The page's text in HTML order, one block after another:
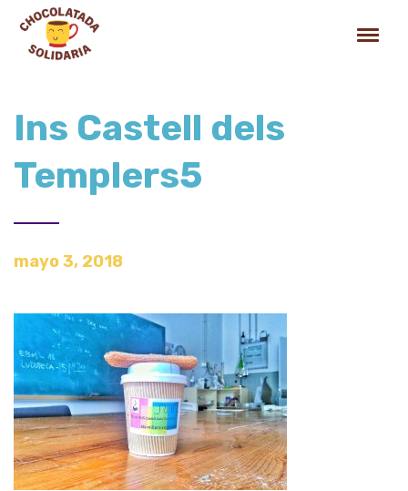
Ins Castell dels
Templers5
mayo 3, 2018